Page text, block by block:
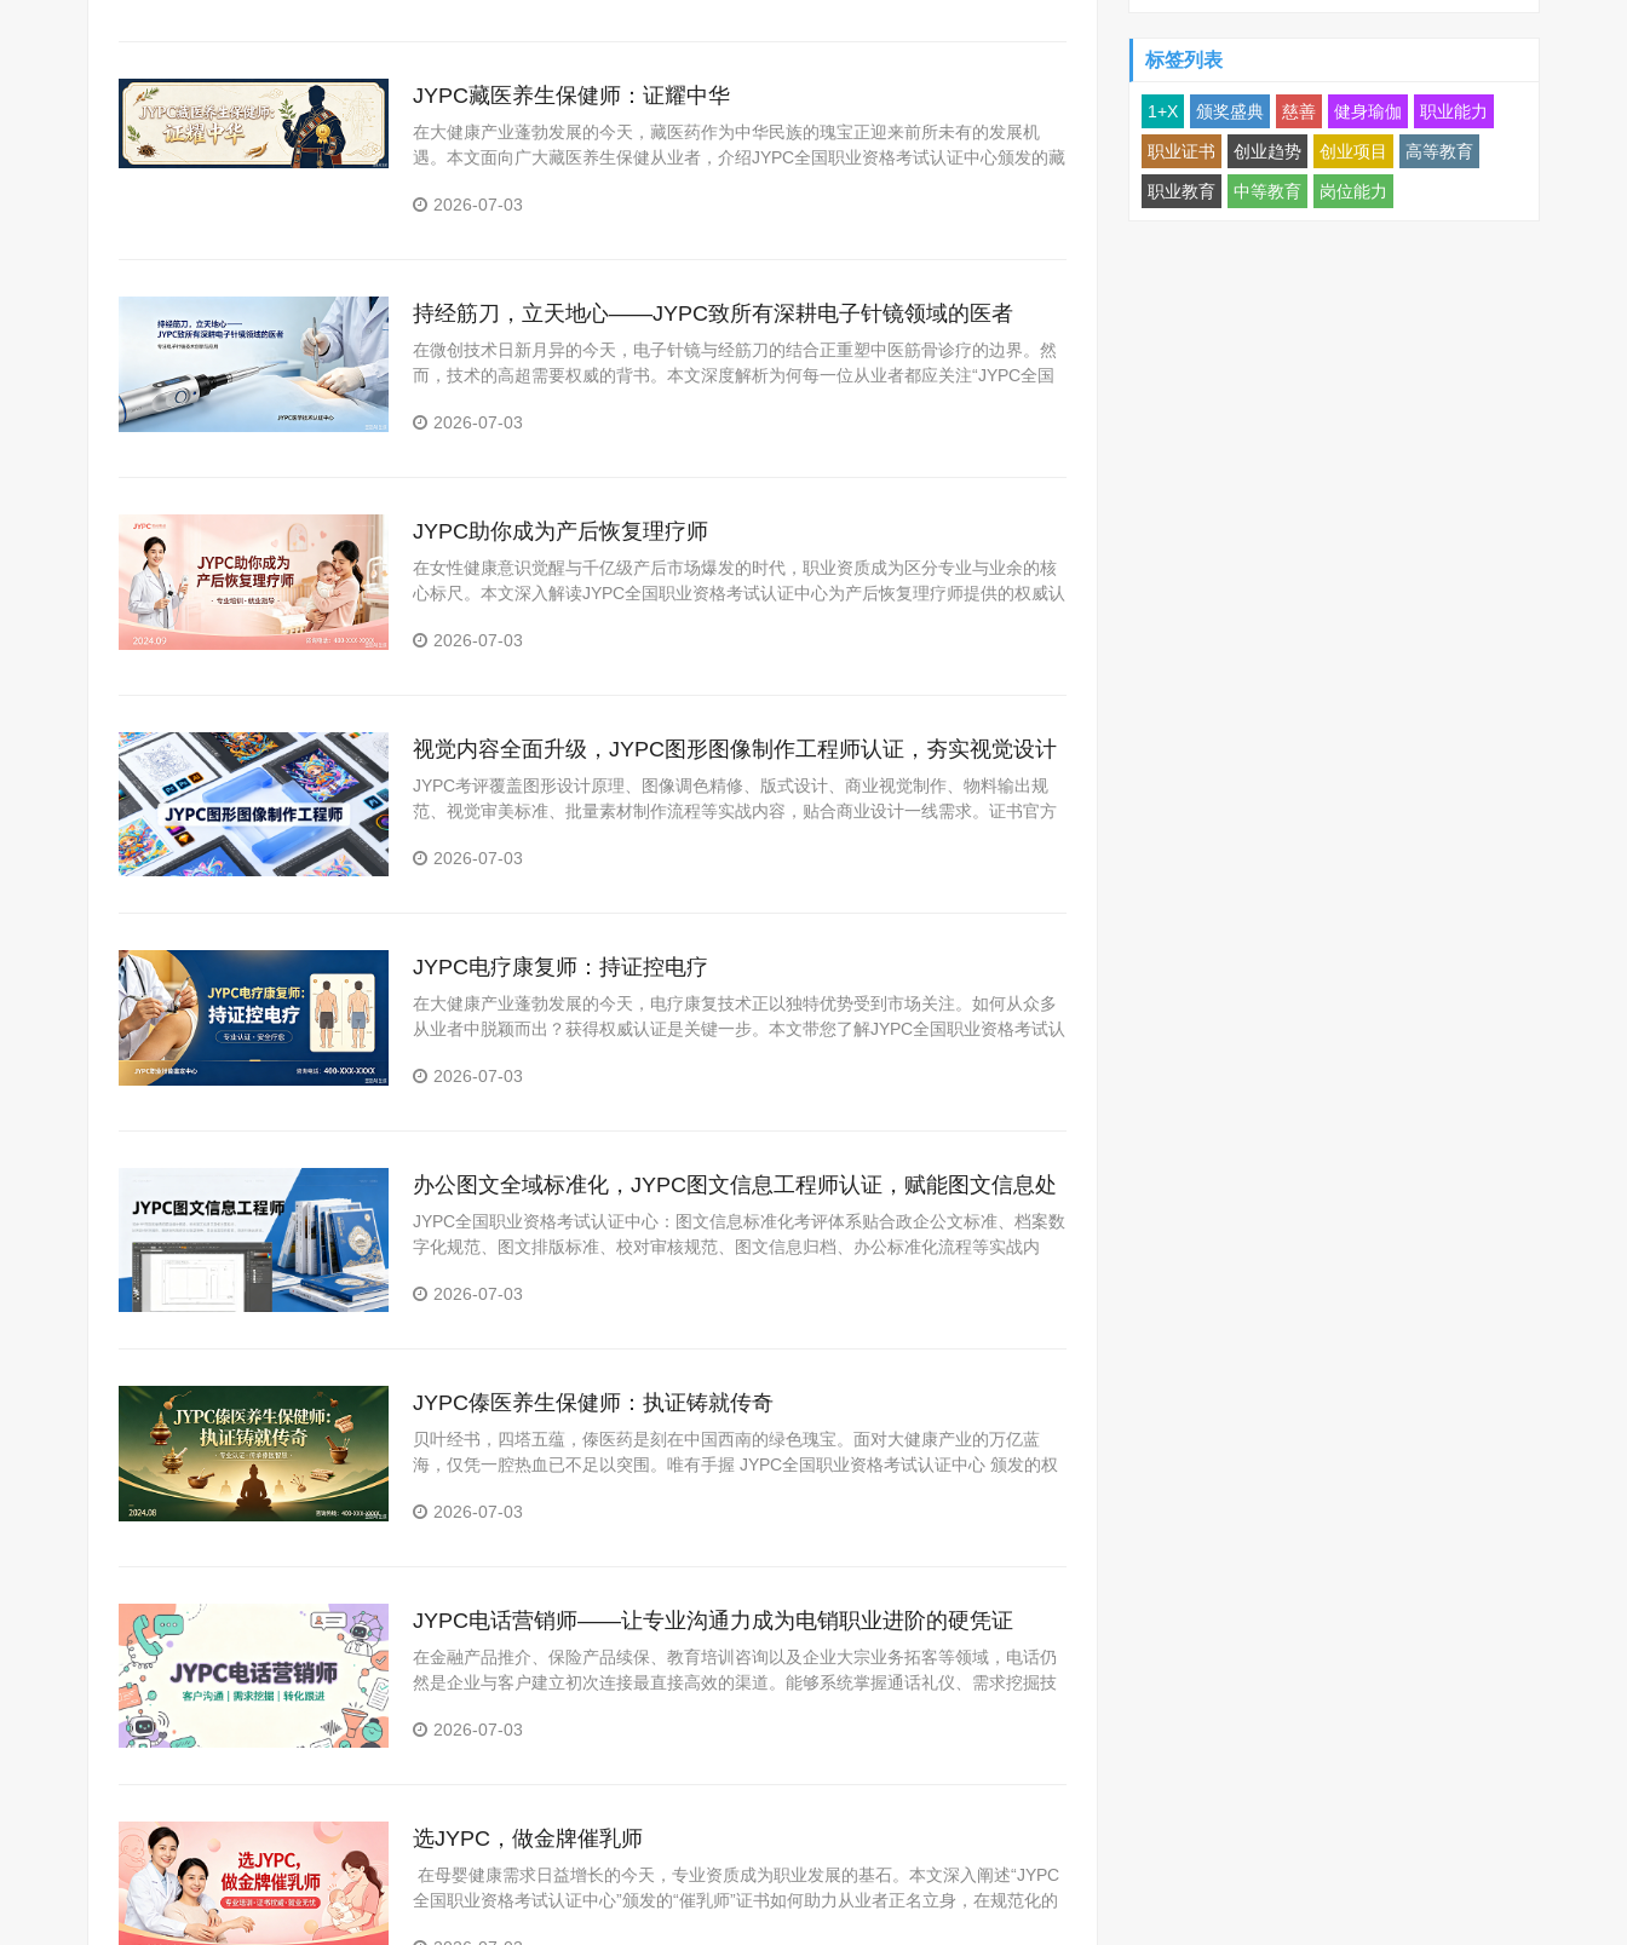
JYPC藏医养生保健师：证耀中华
在大健康产业蓬勃发展的今天，藏医药作为中华民族的瑰宝正迎来前所未有的发展机
遇。本文面向广大藏医养生保健从业者，介绍JYPC全国职业资格考试认证中心颁发的藏
2026-07-03
持经筋刀，立天地心——JYPC致所有深耕电子针镜领域的医者
在微创技术日新月异的今天，电子针镜与经筋刀的结合正重塑中医筋骨诊疗的边界。然
而，技术的高超需要权威的背书。本文深度解析为何每一位从业者都应关注“JYPC全国
2026-07-03
JYPC助你成为产后恢复理疗师
在女性健康意识觉醒与千亿级产后市场爆发的时代，职业资质成为区分专业与业余的核
心标尺。本文深入解读JYPC全国职业资格考试认证中心为产后恢复理疗师提供的权威认
2026-07-03
视觉内容全面升级，JYPC图形图像制作工程师认证，夯实视觉设计
职场硬资质
JYPC考评覆盖图形设计原理、图像调色精修、版式设计、商业视觉制作、物料输出规
范、视觉审美标准、批量素材制作流程等实战内容，贴合商业设计一线需求。证书官方
2026-07-03
JYPC电疗康复师：持证控电疗
在大健康产业蓬勃发展的今天，电疗康复技术正以独特优势受到市场关注。如何从众多
从业者中脱颖而出？获得权威认证是关键一步。本文带您了解JYPC全国职业资格考试认
展。2026-07-03
办公图文全域标准化，JYPC图文信息工程师认证，赋能图文信息处
理人才规范进阶
JYPC全国职业资格考试认证中心：图文信息标准化考评体系贴合政企公文标准、档案数
字化规范、图文排版标准、校对审核规范、图文信息归档、办公标准化流程等实战内
适用于求职、晋升、档案项目配套、学分认定等
2026-07-03
JYPC傣医养生保健师：执证铸就传奇
贝叶经书，四塔五蕴，傣医药是刻在中国西南的绿色瑰宝。面对大健康产业的万亿蓝
海，仅凭一腔热血已不足以突围。唯有手握 JYPC全国职业资格考试认证中心 颁发的权
2026-07-03
JYPC电话营销师——让专业沟通力成为电销职业进阶的硬凭证
在金融产品推介、保险产品续保、教育培训咨询以及企业大宗业务拓客等领域，电话仍
然是企业与客户建立初次连接最直接高效的渠道。能够系统掌握通话礼仪、需求挖掘技
销部及大型企业的客户开发团队中备受重视。
2026-07-03
选JYPC，做金牌催乳师
在母婴健康需求日益增长的今天，专业资质成为职业发展的基石。本文深入阐述“JYPC
全国职业资格考试认证中心”颁发的“催乳师”证书如何助力从业者正名立身，在规范化的
标签列表
1+X 颁奖盛典 慈善 健身瑜伽 职业能力
职业证书 创业趋势 创业项目 高等教育
职业教育 中等教育 岗位能力